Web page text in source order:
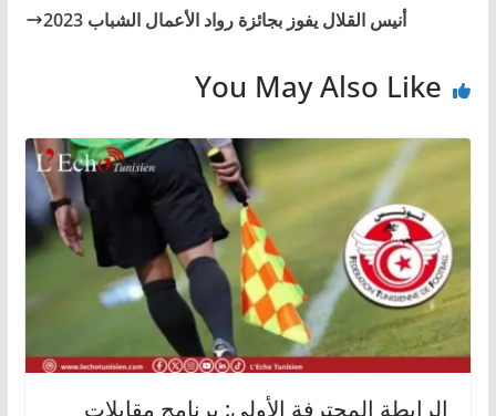
أنيس القلال يفوز بجائزة رواد الأعمال الشباب 2023
You May Also Like
الرابطة المحترفة الأولى: برنامج مقابلات